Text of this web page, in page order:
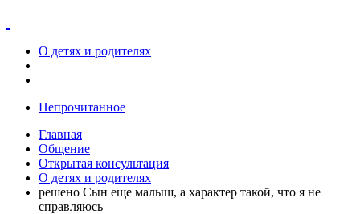
О детях и родителях
Непрочитанное
Главная
Общение
Открытая консультация
О детях и родителях
решено Сын еще малыш, а характер такой, что я не
справляюсь